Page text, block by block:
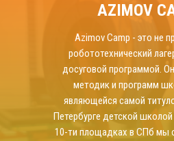
AZIMOV
Azimov Camp - это не
робототехнический
досуговой программой.
методик и программ
являющейся самой
Петербурге детской
10-ти площадках в СПб мы